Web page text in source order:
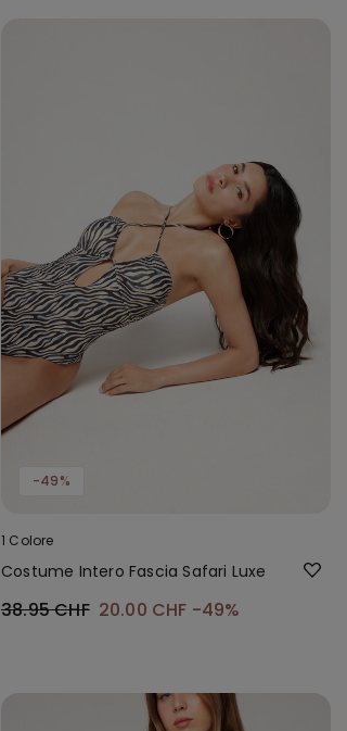
-49%
1 Colore
Costume Intero Fascia Safari Luxe
38.95 CHF 20.00 CHF -49%